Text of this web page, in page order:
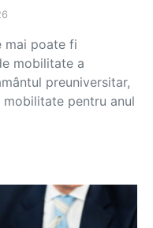
mai poate fi
mobilitate a
preuniversitar,
pentru anul